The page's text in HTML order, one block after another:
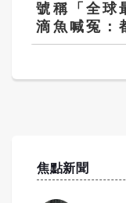
號稱「全球
滴魚喊冤：
焦點新聞